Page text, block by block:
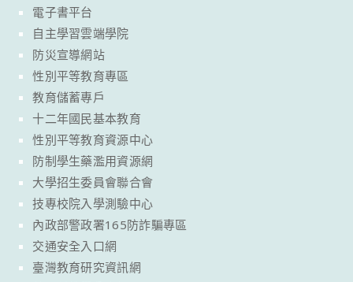
電子書平台
自主學習雲端學院
防災宣導網站
性別平等教育專區
教育儲蓄專戶
十二年國民基本教育
性別平等教育資源中心
防制學生藥濫用資源網
大學招生委員會聯合會
技專校院入學測驗中心
內政部警政署165防詐騙專區
交通安全入口網
臺灣教育研究資訊網